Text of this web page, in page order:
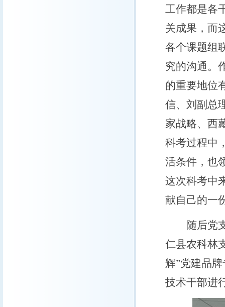
工作都是各
关成果，而
各个课题组
究的沟通。
的重要地位
信、刘副总
家战略、西
科考过程中
活条件，也
这次科考中
献自己的一
随后党支
仁县农科林
辉”党建品
技术干部进